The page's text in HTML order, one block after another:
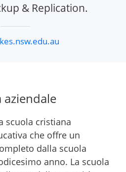
& Replication.
aziendale
scuola cristiana
che offre un
dalla scuola
anno. La scuola